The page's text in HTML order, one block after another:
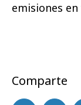
emisiones en
Comparte